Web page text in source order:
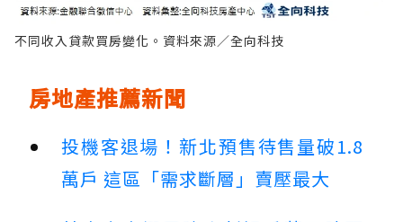
不同收入貸款買房變化。資料來源／全向科技
房地產推薦新聞
投機客退場！新北預售待售量破1.8
萬戶 這區「需求斷層」賣壓最大